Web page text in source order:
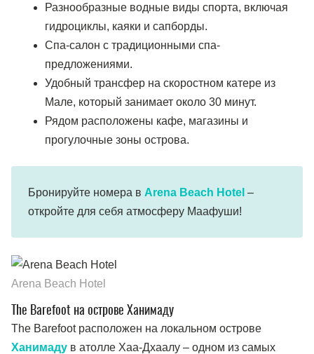
Разнообразные водные виды спорта, включая
гидроциклы, каяки и сапборды.
Спа-салон с традиционными спа-
предложениями.
Удобный трансфер на скоростном катере из
Мале, который занимает около 30 минут.
Рядом расположены кафе, магазины и
прогулочные зоны острова.
Бронируйте номера в Arena Beach Hotel –
откройте для себя атмосферу Маафуши!
Arena Beach Hotel
The Barefoot на острове Ханимаду
The Barefoot расположен на локальном острове
Ханимаду в атолле Хаа-Дхаалу – одном из самых